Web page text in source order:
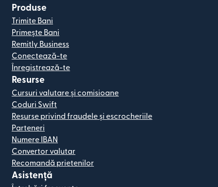
Produse
Trimite Bani
Primește Bani
Remitly Business
Conectează-te
Înregistrează-te
Resurse
Cursuri valutare și comisioane
Coduri Swift
Resurse privind fraudele și escrocheriile
Parteneri
Numere IBAN
Convertor valutar
Recomandă prietenilor
Asistență